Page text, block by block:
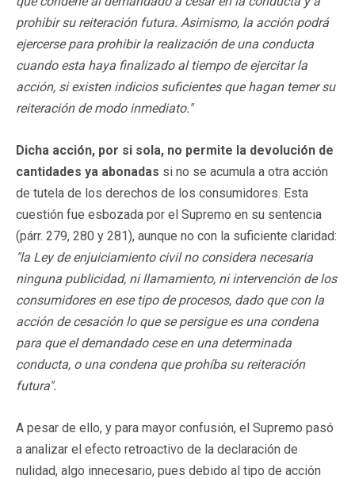
prohibir su reiteración futura. Asimismo, la acción podrá
ejercerse para prohibir la realización de una conducta
cuando esta haya finalizado al tiempo de ejercitar la
acción, si existen indicios suficientes que hagan temer su
reiteración de modo inmediato."
Dicha acción, por si sola, no permite la devolución de
cantidades ya abonadas si no se acumula a otra acción
de tutela de los derechos de los consumidores. Esta
cuestión fue esbozada por el Supremo en su sentencia
(párr. 279, 280 y 281), aunque no con la suficiente claridad:
"la Ley de enjuiciamiento civil no considera necesaria
ninguna publicidad, ni llamamiento, ni intervención de los
consumidores en ese tipo de procesos, dado que con la
acción de cesación lo que se persigue es una condena
para que el demandado cese en una determinada
conducta, o una condena que prohíba su reiteración
futura".
A pesar de ello, y para mayor confusión, el Supremo pasó
a analizar el efecto retroactivo de la declaración de
nulidad, algo innecesario, pues debido al tipo de acción